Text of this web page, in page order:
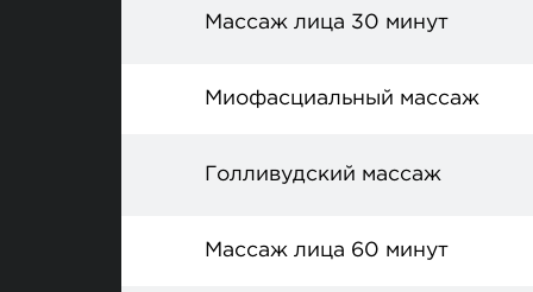
Массаж лица 30 минут
Миофасциальный массаж
Голливудский массаж
Массаж лица 60 минут